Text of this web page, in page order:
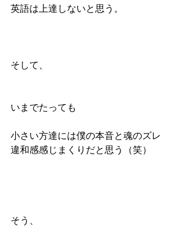
英語は上達しないと思う。
そして、
いまでたっても
小さい方達には僕の本音と魂のズレ
違和感感じまくりだと思う（笑）
そう、